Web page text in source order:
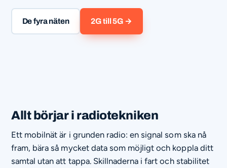
De fyra näten 2G till 5G →
Allt börjar i radiotekniken
Ett mobilnät är i grunden radio: en signal som ska nå
fram, bära så mycket data som möjligt och koppla ditt
samtal utan att tappa. Skillnaderna i fart och stabilitet